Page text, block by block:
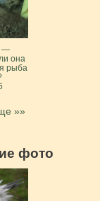
—
она
рыба
»»
фото